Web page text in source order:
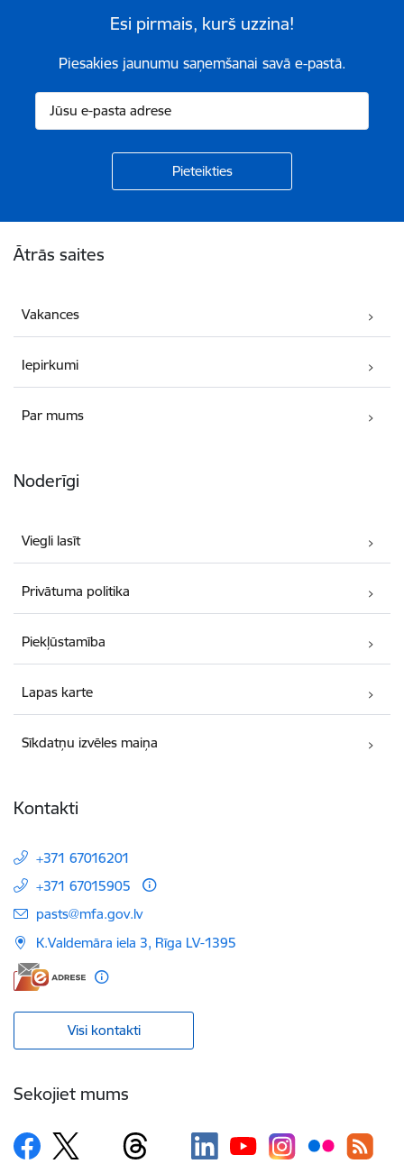
Esi pirmais, kurš uzzina!
Piesakies jaunumu saņemšanai savā e-pastā.
Ātrās saites
Vakances
Iepirkumi
Par mums
Noderīgi
Viegli lasīt
Privātuma politika
Piekļūstamība
Lapas karte
Sīkdatņu izvēles maiņa
Kontakti
+371 67016201
+371 67015905
E-pasts:
pasts@mfa.gov.lv
K.Valdemāra iela 3, Rīga LV-1395
Visi kontakti
Sekojiet mums